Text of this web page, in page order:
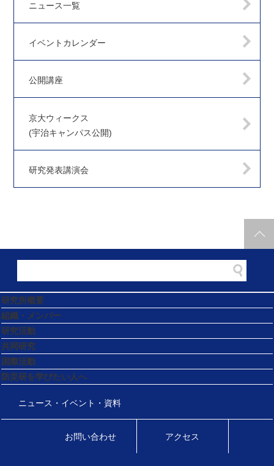
ニュース一覧
イベントカレンダー
公開講座
京大ウィークス
(宇治キャンパス公開)
研究発表講演会
研究所概要
組織・メンバー
研究活動
共同研究
国際活動
防災研を学びたい人へ
ニュース・イベント・資料
お問い合わせ アクセス